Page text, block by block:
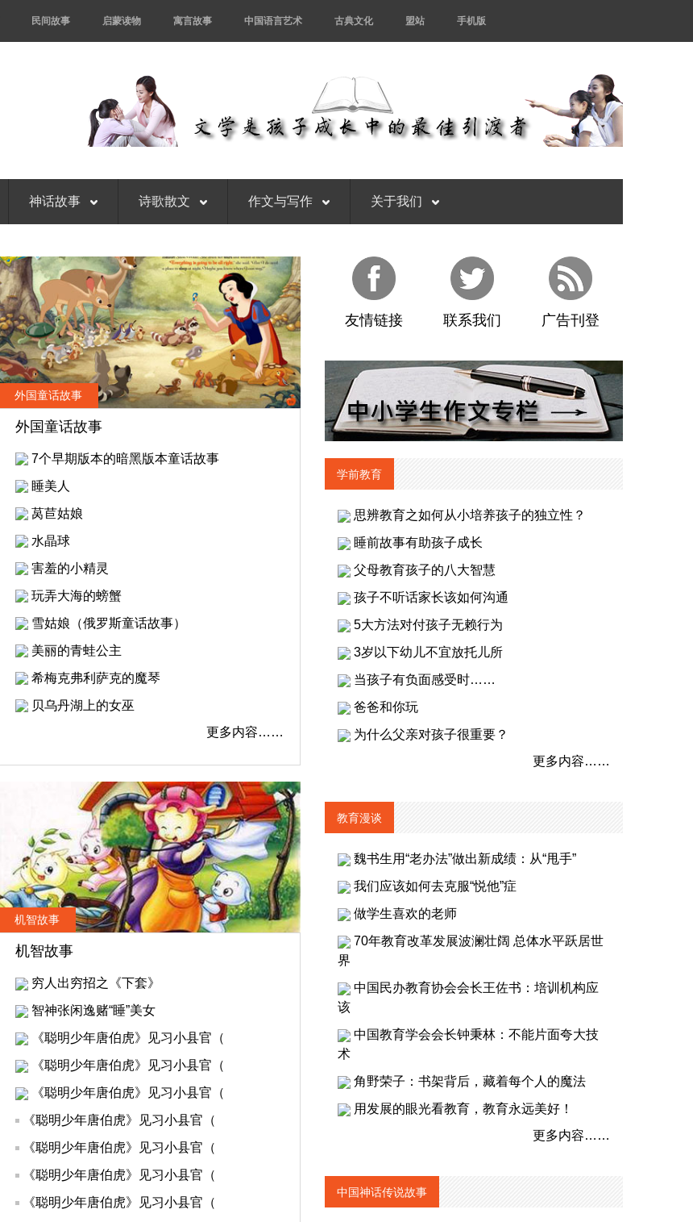
民间故事 启蒙读物 寓言故事 中国语言艺术 古典文化 盟站 手机版
神话故事 诗歌散文 作文与写作 关于我们
外国童话故事
外国童话故事
7个早期版本的暗黑版本童话故事
睡美人
莴苣姑娘
水晶球
害羞的小精灵
玩弄大海的螃蟹
雪姑娘（俄罗斯童话故事）
美丽的青蛙公主
希梅克弗利萨克的魔琴
贝乌丹湖上的女巫
更多内容……
机智故事
机智故事
穷人出穷招之《下套》
智神张闲逸赌“睡”美女
《聪明少年唐伯虎》见习小县官（
《聪明少年唐伯虎》见习小县官（
《聪明少年唐伯虎》见习小县官（
《聪明少年唐伯虎》见习小县官（
《聪明少年唐伯虎》见习小县官（
《聪明少年唐伯虎》见习小县官（
《聪明少年唐伯虎》见习小县官（
友情链接 联系我们 广告刊登
学前教育
思辨教育之如何从小培养孩子的独立性？
睡前故事有助孩子成长
父母教育孩子的八大智慧
孩子不听话家长该如何沟通
5大方法对付孩子无赖行为
3岁以下幼儿不宜放托儿所
当孩子有负面感受时……
爸爸和你玩
为什么父亲对孩子很重要？
更多内容……
教育漫谈
魏书生用“老办法”做出新成绩：从“甩手”
我们应该如何去克服“悦他”症
做学生喜欢的老师
70年教育改革发展波澜壮阔 总体水平跃居世
界
中国民办教育协会会长王佐书：培训机构应
该
中国教育学会会长钟秉林：不能片面夸大技
术
角野荣子：书架背后，藏着每个人的魔法
用发展的眼光看教育，教育永远美好！
更多内容……
中国神话传说故事